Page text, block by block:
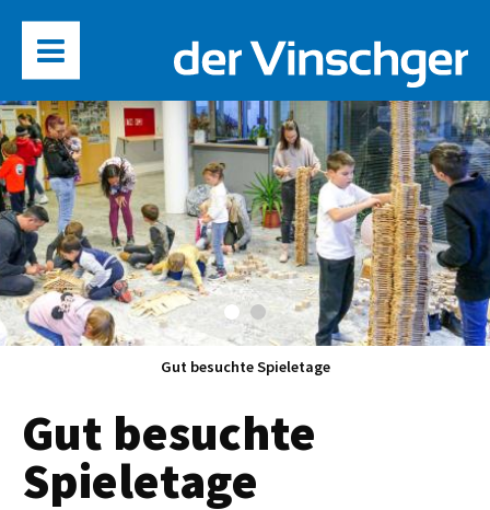
Gut besuchte Spieletage
Gut besuchte
Spieletage